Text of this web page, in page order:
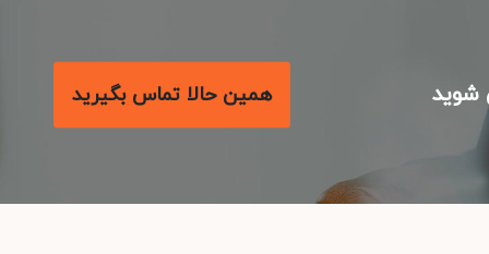
همین حالا تماس بگیرید